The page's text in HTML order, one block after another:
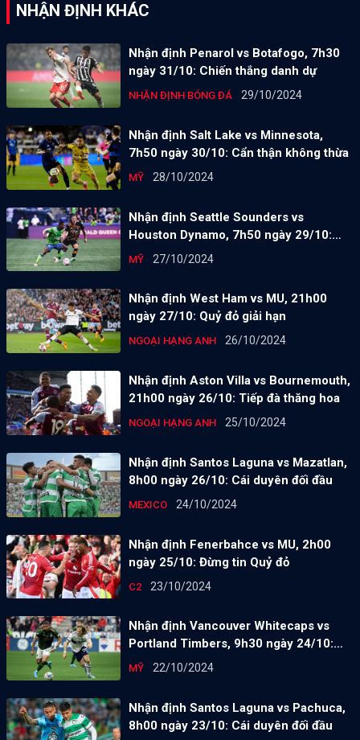
NHẬN ĐỊNH KHÁC
Nhận định Penarol vs Botafogo, 7h30
ngày 31/10: Chiến thắng danh dự
NHẬN ĐỊNH BÓNG ĐÁ 29/10/2024
Nhận định Salt Lake vs Minnesota,
7h50 ngày 30/10: Cẩn thận không thừa
MỸ 28/10/2024
Nhận định Seattle Sounders vs
Houston Dynamo, 7h50 ngày 29/10:
Điểm tựa sân nhà
MỸ 27/10/2024
Nhận định West Ham vs MU, 21h00
ngày 27/10: Quỷ đỏ giải hạn
NGOẠI HẠNG ANH 26/10/2024
Nhận định Aston Villa vs Bournemouth,
21h00 ngày 26/10: Tiếp đà thăng hoa
NGOẠI HẠNG ANH 25/10/2024
Nhận định Santos Laguna vs Mazatlan,
8h00 ngày 26/10: Cái duyên đối đầu
MEXICO 24/10/2024
Nhận định Fenerbahce vs MU, 2h00
ngày 25/10: Đừng tin Quỷ đỏ
C2 23/10/2024
Nhận định Vancouver Whitecaps vs
Portland Timbers, 9h30 ngày 24/10:
Chưa thoát khủng hoảng
MỸ 22/10/2024
Nhận định Santos Laguna vs Pachuca,
8h00 ngày 23/10: Cái duyên đối đầu